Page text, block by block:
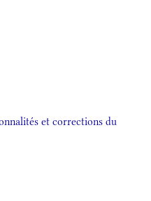
et corrections du